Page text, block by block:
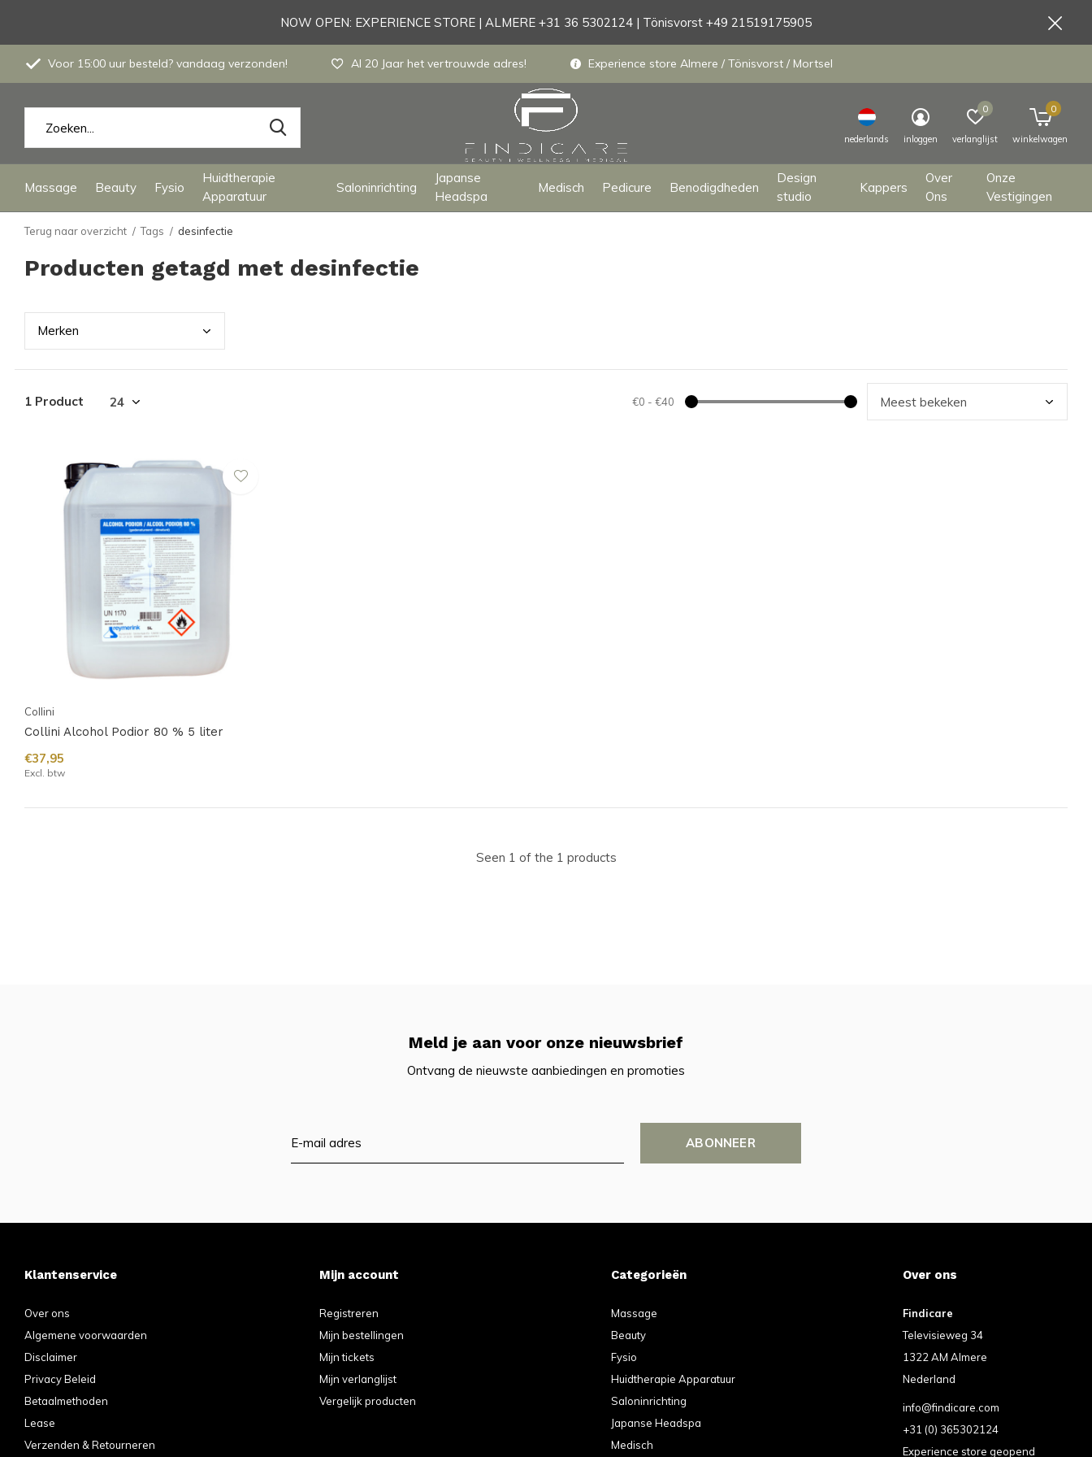
Massage Beauty Fysio
Huidtherapie
Apparatuur
Saloninrichting
Japanse
Headspa
Medisch Pedicure Benodigdheden
Design
studio
Kappers
Over
Ons
Onze
Vestigingen
nederlands inloggen verlanglijst
0
winkelwagen
0
Voor 15:00 uur besteld? vandaag verzonden! Al 20 Jaar het vertrouwde adres! Experience store Almere / Tönisvorst / Mortsel
NOW OPEN: EXPERIENCE STORE | ALMERE +31 36 5302124 | Tönisvorst +49 21519175905
Terug naar overzicht Tags desinfectie
Producten getagd met desinfectie
Merken
1 Product €0 - €40
Collini
Collini Alcohol Podior 80 % 5 liter
€37,95
Excl. btw
Seen 1 of the 1 products
Meld je aan voor onze nieuwsbrief
Ontvang de nieuwste aanbiedingen en promoties
ABONNEER
Klantenservice
Over ons
Algemene voorwaarden
Disclaimer
Privacy Beleid
Betaalmethoden
Lease
Verzenden & Retourneren
Mijn account
Registreren
Mijn bestellingen
Mijn tickets
Mijn verlanglijst
Vergelijk producten
Categorieën
Massage
Beauty
Fysio
Huidtherapie Apparatuur
Saloninrichting
Japanse Headspa
Medisch
Over ons
Findicare
Televisieweg 34
1322 AM Almere
Nederland
info@findicare.com
+31 (0) 365302124
Experience store geopend